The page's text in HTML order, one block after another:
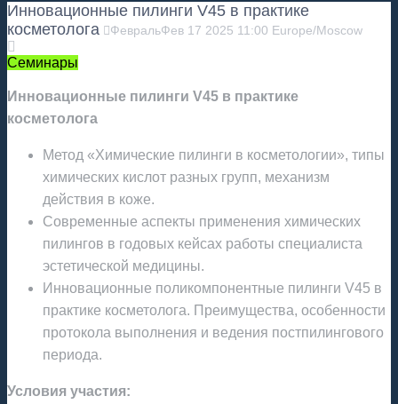
Инновационные пилинги V45 в практике
косметолога
ФевральФев 17 2025 11:00 Europe/Moscow
Семинары
Инновационные пилинги V45 в практике
косметолога
Метод «Химические пилинги в косметологии», типы
химических кислот разных групп, механизм
действия в коже.
Современные аспекты применения химических
пилингов в годовых кейсах работы специалиста
эстетической медицины.
Инновационные поликомпонентные пилинги V45 в
практике косметолога. Преимущества, особенности
протокола выполнения и ведения постпилингового
периода.
Условия участия: